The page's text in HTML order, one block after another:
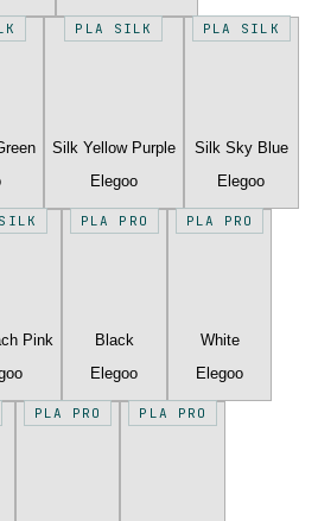
PLA SILK
Silk Yellow Purple
Elegoo
PLA SILK
Silk Sky Blue
Elegoo
Pink
PLA PRO
Black
Elegoo
PLA PRO
White
Elegoo
PLA PRO PLA PRO